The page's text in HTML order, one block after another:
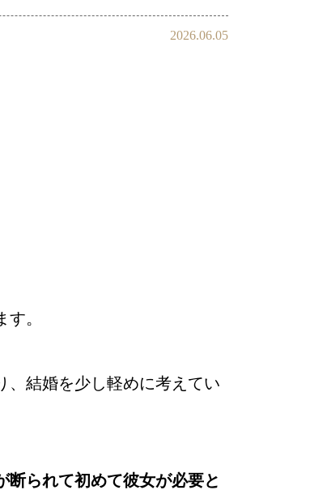
プラチナ倶楽部
2026.06.05
。
、結婚を少し軽めに考えてい
断られて初めて彼女が必要と